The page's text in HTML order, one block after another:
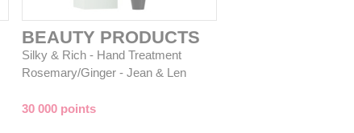
BEAUTY PRODUCTS
Silky & Rich - Hand Treatment
Rosemary/Ginger - Jean & Len
30 000 points